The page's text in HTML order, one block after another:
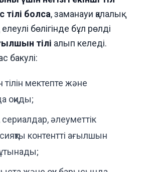
тілі болса, заманауи қалалық
бөлігінде бұл рөлді
тілі алып келеді.
бакулі:
мектепте және
оқиды;
әлеуметтік
контентті ағылшын